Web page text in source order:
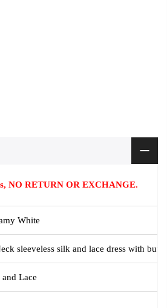
NO RETURN OR EXCHANGE.
White
sleeveless silk and lace dress with
and Lace